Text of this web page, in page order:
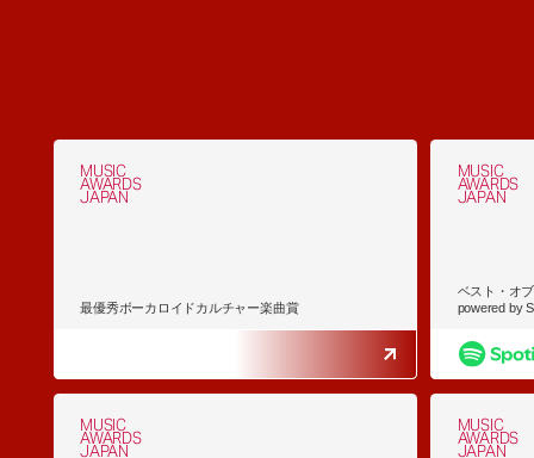
MUSIC
AWARDS
JAPAN
最優秀ボーカロイドカルチャー楽曲賞
MUSIC
AWARDS
JAPAN
ベスト・オ
powered by
MUSIC
AWARDS
JAPAN
MUSIC
AWARDS
JAPAN